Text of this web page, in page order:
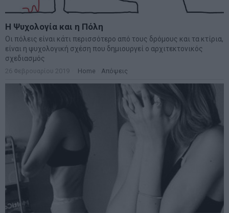
Η Ψυχολογία και η Πόλη
Οι πόλεις είναι κάτι περισσότερο από τους δρόμους και τα κτίρια,
είναι η ψυχολογική σχέση που δημιουργεί ο αρχιτεκτονικός
σχεδιασμός
26 Φεβρουαρίου 2019 Home Απόψεις